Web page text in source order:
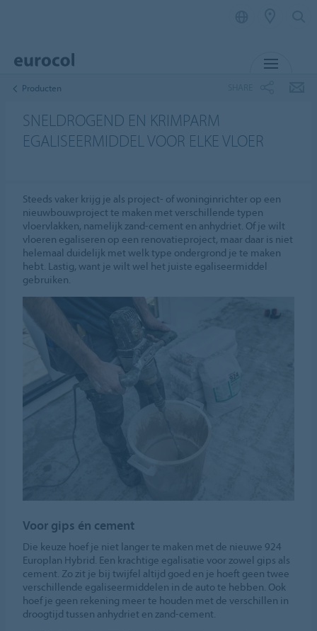
Producten
SNELDROGEND EN KRIMPARM
EGALISEERMIDDEL VOOR ELKE VLOER
Steeds vaker krijg je als project- of woninginrichter op een
nieuwbouwproject te maken met verschillende typen
vloervlakken, namelijk zand-cement en anhydriet. Of je wilt
vloeren egaliseren op een renovatieproject, maar daar is niet
helemaal duidelijk met welk type ondergrond je te maken
hebt. Lastig, want je wilt wel het juiste egaliseermiddel
gebruiken.
Voor gips én cement
Die keuze hoef je niet langer te maken met de nieuwe 924
Europlan Hybrid. Een krachtige egalisatie voor zowel gips als
cement. Zo zit je bij twijfel altijd goed en je hoeft geen twee
verschillende egaliseermiddelen in de auto te hebben. Ook
hoef je geen rekening meer te houden met de verschillen in
droogtijd tussen anhydriet en zand-cement.